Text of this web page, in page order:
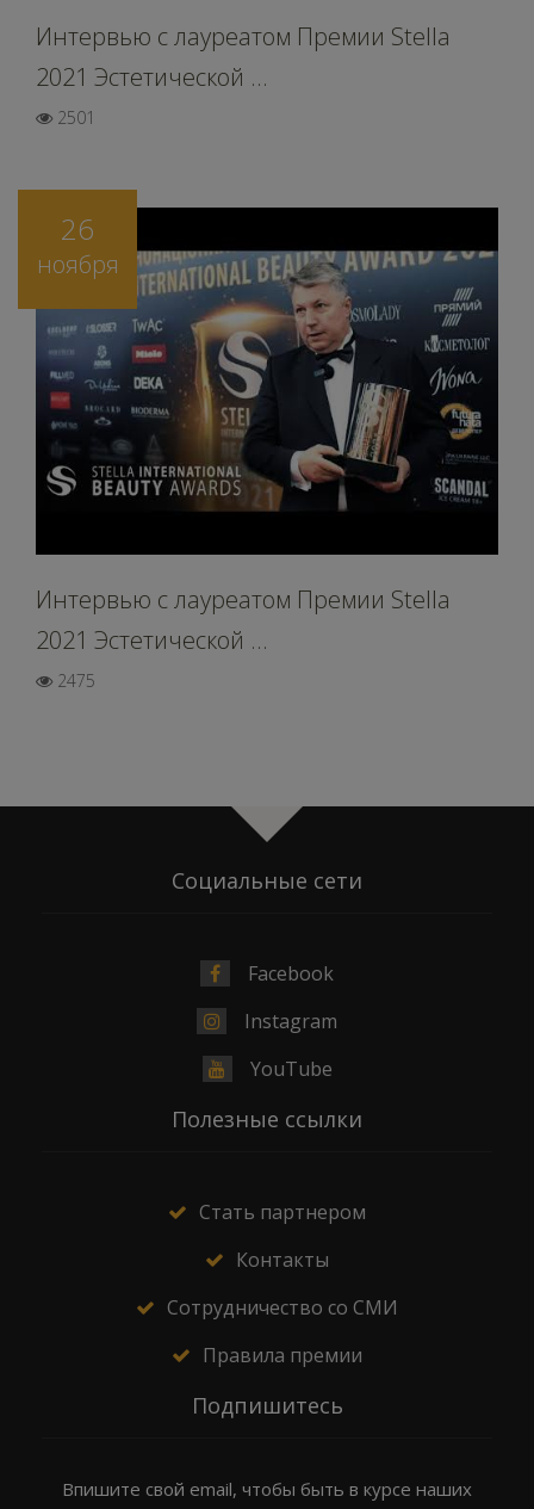
Интервью c лауреатом Премии Stella
2021 Эстетической ...
2501
26
ноября
Интервью c лауреатом Премии Stella
2021 Эстетической ...
2475
Социальные сети
Facebook
Instagram
YouTube
Полезные ссылки
Стать партнером
Контакты
Сотрудничество со СМИ
Правила премии
Подпишитесь
Впишите свой email, чтобы быть в курсе наших